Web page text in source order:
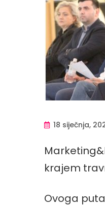
18 siječnja,
krajem
Ovoga